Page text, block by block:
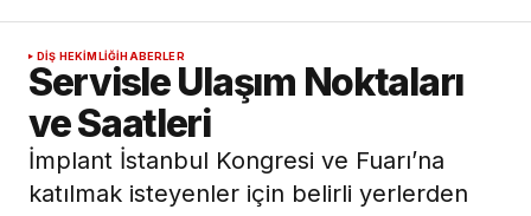
DIŞ HEKIMLIĞIHABERLER
Servisle Ulaşım Noktaları
ve Saatleri
İmplant İstanbul Kongresi ve Fuarı’na
katılmak isteyenler için belirli yerlerden